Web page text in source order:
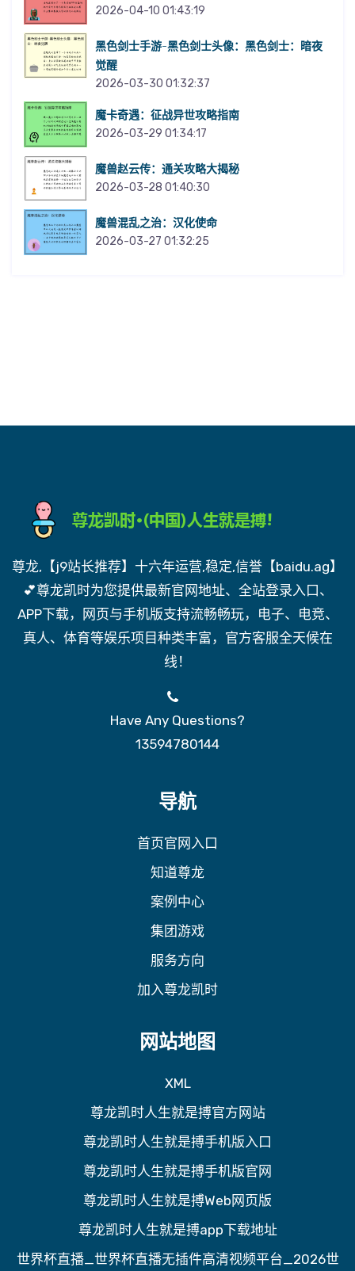
2026-04-10 01:43:19
黑色剑士手游-黑色剑士头像：黑色剑士：暗夜
觉醒
2026-03-30 01:32:37
魔卡奇遇：征战异世攻略指南
2026-03-29 01:34:17
魔兽赵云传：通关攻略大揭秘
2026-03-28 01:40:30
魔兽混乱之治：汉化使命
2026-03-27 01:32:25
尊龙,【j9站长推荐】十六年运营,稳定,信誉【baidu.ag】
💕尊龙凯时为您提供最新官网地址、全站登录入口、
APP下载，网页与手机版支持流畅畅玩，电子、电竞、
真人、体育等娱乐项目种类丰富，官方客服全天候在
线！
Have Any Questions?
13594780144
导航
首页官网入口
知道尊龙
案例中心
集团游戏
服务方向
加入尊龙凯时
网站地图
XML
尊龙凯时人生就是搏官方网站
尊龙凯时人生就是搏手机版入口
尊龙凯时人生就是搏手机版官网
尊龙凯时人生就是搏Web网页版
尊龙凯时人生就是搏app下载地址
世界杯直播_世界杯直播无插件高清视频平台_2026世